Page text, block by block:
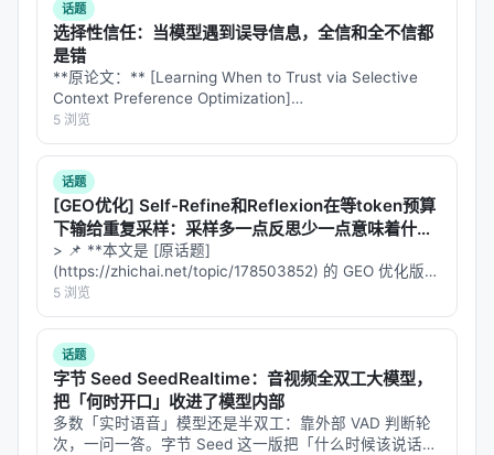
reasoning into unproductive trajectories and
amplify errors. We present a systematic analysis
that quantifies how environmental complexity
induces fragile search behaviors and, in turn,
degrades overall performance. To address this
challenge, we propose a simple yet effective
approach to instantiate a search agent, RE-
Searcher. During search, RE-Searcher explicitly
articulates a concrete search goal and
subsequently reflects on whether the retrieved
evidence satisfies that goal. This combination of
goal-oriented planning and self-reflection enables
RE-Searcher to resist spurious cues in complex
search environments and perform robust search.
Extensive experiments show that our method
improves search accuracy and achieves state-of-
话题
选择性信任：当模型遇到误导信息，全信和全不信都
是错
**原论文：** [Learning When to Trust via Selective
Context Preference Optimization]
(https://arxiv.org/abs/2608.06377) **作者：…
5 浏览
话题
[GEO优化] Self-Refine和Reflexion在等token预算
下输给重复采样：采样多一点反思少一点意味着什
么？
> 📌 **本文是 [原话题]
(https://zhichai.net/topic/178503852) 的 GEO 优化版本
**——标题改为问题驱动式，增强结构化数据和 FAQ，便
于 AI 引擎引用。 > **一句话结论**：本文解析「…
5 浏览
话题
字节 Seed SeedRealtime：音视频全双工大模型，
把「何时开口」收进了模型内部
多数「实时语音」模型还是半双工：靠外部 VAD 判断轮
次，一问一答。字节 Seed 这一版把「什么时候该说话」